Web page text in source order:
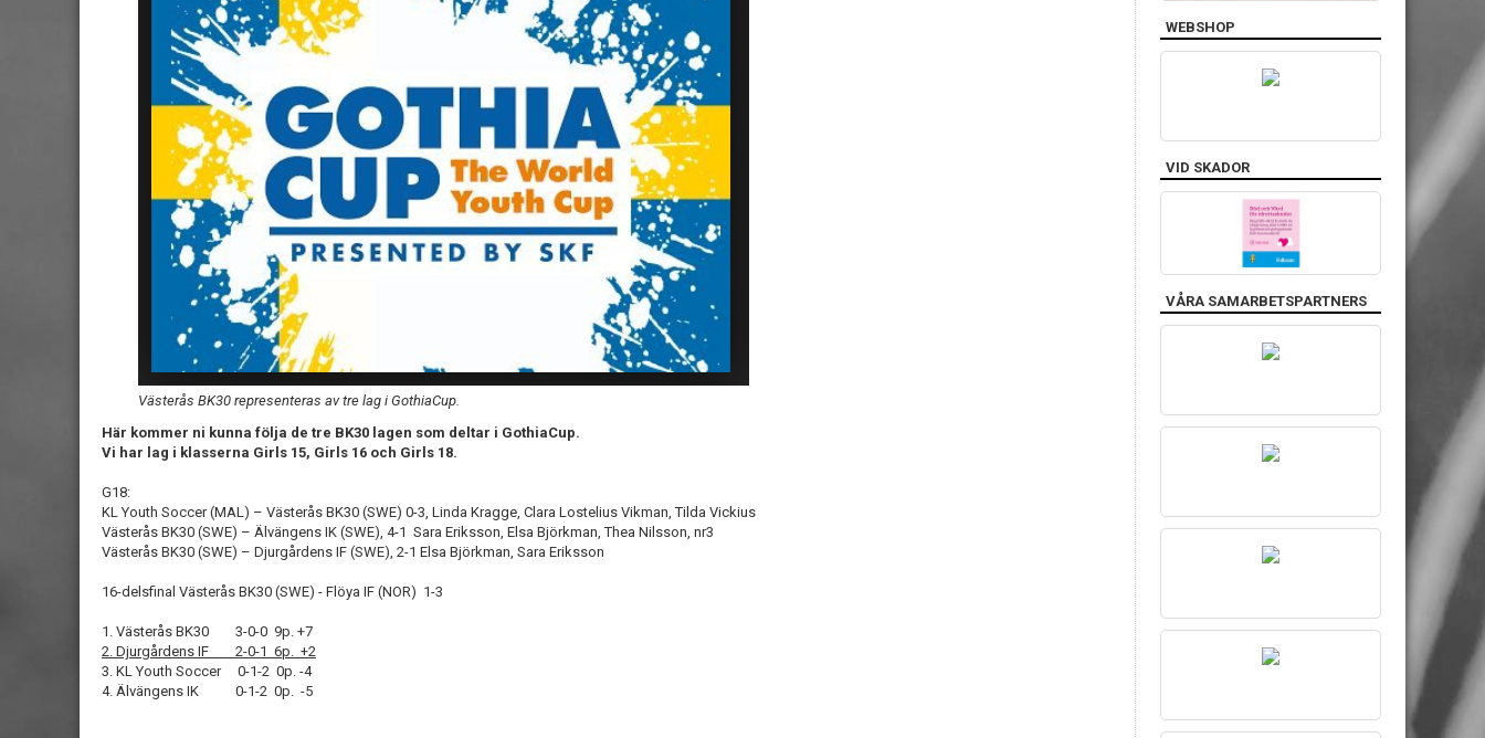
Västerås BK30 representeras av tre lag i GothiaCup.
Här kommer ni kunna följa de tre BK30 lagen som deltar i GothiaCup.
Vi har lag i klasserna Girls 15, Girls 16 och Girls 18.
G18:
KL Youth Soccer (MAL) – Västerås BK30 (SWE) 0-3, Linda Kragge, Clara Lostelius Vikman, Tilda Vickius
Västerås BK30 (SWE) – Älvängens IK (SWE), 4-1 Sara Eriksson, Elsa Björkman, Thea Nilsson, nr3
Västerås BK30 (SWE) – Djurgårdens IF (SWE), 2-1 Elsa Björkman, Sara Eriksson
16-delsfinal Västerås BK30 (SWE) - Flöya IF (NOR) 1-3
1. Västerås BK30 3-0-0 9p. +7
2. Djurgårdens IF 2-0-1 6p. +2
3. KL Youth Soccer 0-1-2 0p. -4
4. Älvängens IK 0-1-2 0p. -5
WEBSHOP
VID SKADOR
VÅRA SAMARBETSPARTNERS